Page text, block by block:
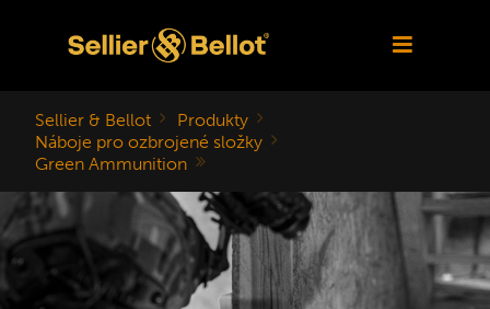
Sellier & Bellot
Produkty
Náboje pro ozbrojené složky
Green Ammunition